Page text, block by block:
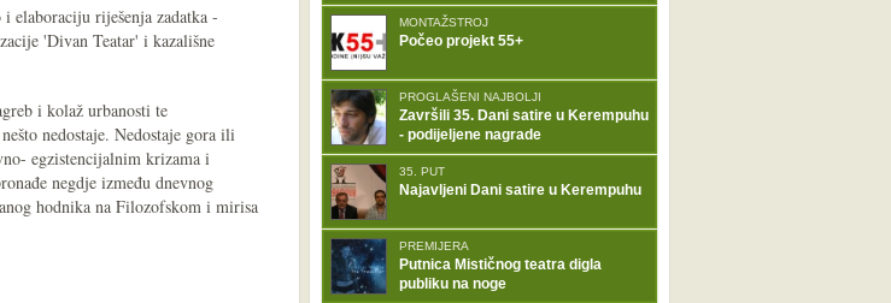
elaboraciju riješenja zadatka -
'Divan Teatar' i kazališne
i kolaž urbanosti te
nedostaje. Nedostaje gora ili
egzistencijalnim krizama i
negdje između dnevnog
hodnika na Filozofskom i mirisa
MONTAŽSTROJ
Počeo projekt 55+
PROGLAŠENI NAJBOLJI
Završili 35. Dani satire u Kerempuhu
- podijeljene nagrade
35. PUT
Najavljeni Dani satire u Kerempuhu
PREMIJERA
Putnica Mističnog teatra digla
publiku na noge